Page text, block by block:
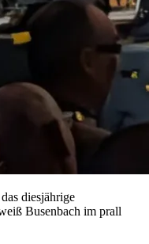
diesjährige
Busenbach im prall